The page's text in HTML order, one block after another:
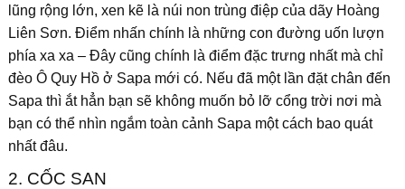
lũng rộng lớn, xen kẽ là núi non trùng điệp của dãy Hoàng
Liên Sơn. Điểm nhấn chính là những con đường uốn lượn
phía xa xa – Đây cũng chính là điểm đặc trưng nhất mà chỉ
đèo Ô Quy Hồ ở Sapa mới có. Nếu đã một lần đặt chân đến
Sapa thì ắt hẳn bạn sẽ không muốn bỏ lỡ cổng trời nơi mà
bạn có thể nhìn ngắm toàn cảnh Sapa một cách bao quát
nhất đâu.
2. CỐC SAN